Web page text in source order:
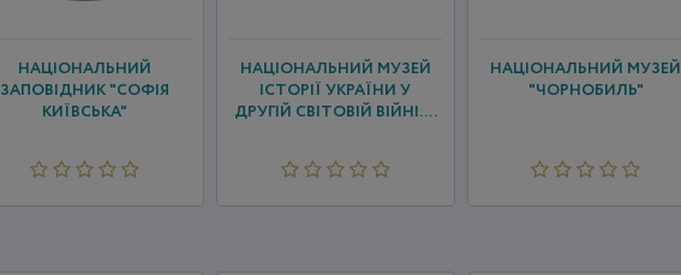
НАЦІОНАЛЬНИЙ
ЗАПОВІДНИК "СОФІЯ
КИЇВСЬКА"
НАЦІОНАЛЬНИЙ МУЗЕЙ
ІСТОРІЇ УКРАЇНИ У
ДРУГІЙ СВІТОВІЙ ВІЙНІ....
НАЦІОНАЛЬНИЙ МУЗЕЙ
"ЧОРНОБИЛЬ"